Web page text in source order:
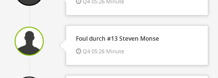
Foul durch #13 Steven Monse
Q4 05:26 Minute